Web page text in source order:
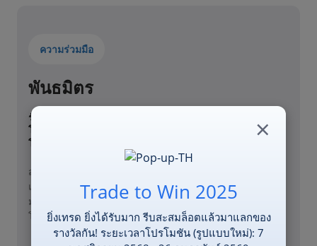
×
Trade to Win 2025
ยิ่งเทรด ยิ่งได้รับมาก รีบสะสมล็อตแล้วมาแลกของ
รางวัลกัน! ระยะเวลาโปรโมชัน (รูปแบบใหม่): 7
ความร่วมมือ
พันธมิตร
รับค่าคอมมิชชั่นจากการเข้าร่วมโปรแกรมผู้แนะนํา
โบรกเกอร์ของ ZFX ซึ่งเป็นโปรแกรมพันธมิตรที่ง่ายและ
โปร่งใส
สร้างความสัมพันธ์แบบ win-win ระยะยาวกับ ZFX ด้วยการ
แนะนำลูกค้าใหม่ให้รู้จักกับแพลตฟอร์มของเราและรับรายได้ที่
มั่นคงในตลาด Forex โดยไม่ต้องเสี่ยงและลงทุน เข้าร่วม
โปรแกรมพันธมิตร ZFX ตอนนี้!